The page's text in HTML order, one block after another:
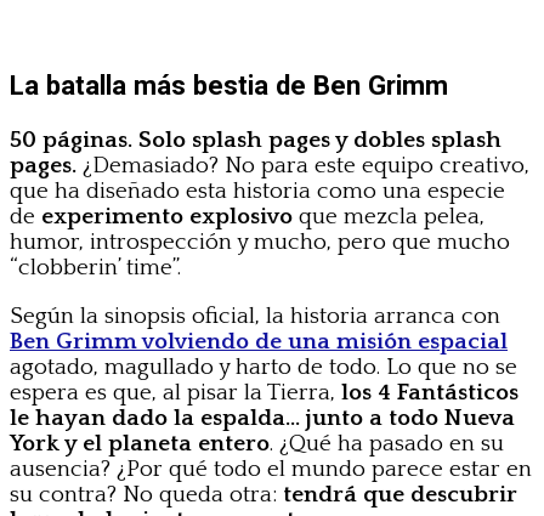
La batalla más bestia de Ben Grimm
50 páginas. Solo splash pages y dobles splash
pages. ¿Demasiado? No para este equipo creativo,
que ha diseñado esta historia como una especie
de experimento explosivo que mezcla pelea,
humor, introspección y mucho, pero que mucho
“clobberin’ time”.
Según la sinopsis oficial, la historia arranca con
Ben Grimm volviendo de una misión espacial
agotado, magullado y harto de todo. Lo que no se
espera es que, al pisar la Tierra, los 4 Fantásticos
le hayan dado la espalda… junto a todo Nueva
York y el planeta entero. ¿Qué ha pasado en su
ausencia? ¿Por qué todo el mundo parece estar en
su contra? No queda otra: tendrá que descubrir